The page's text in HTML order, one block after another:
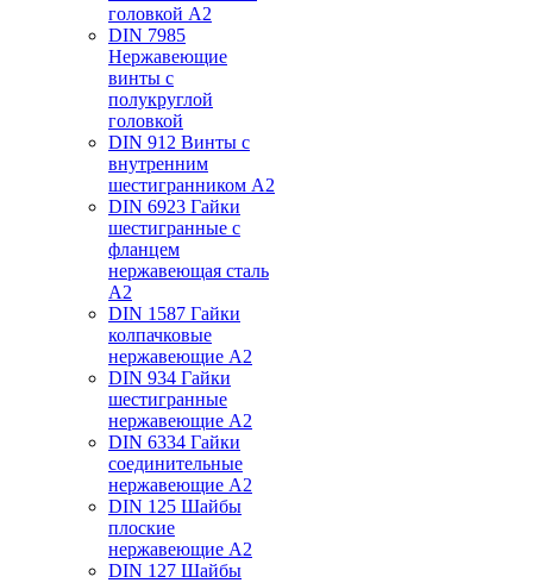
головкой А2
DIN 7985
Нержавеющие
винты с
полукруглой
головкой
DIN 912 Винты с
внутренним
шестигранником А2
DIN 6923 Гайки
шестигранные с
фланцем
нержавеющая сталь
А2
DIN 1587 Гайки
колпачковые
нержавеющие А2
DIN 934 Гайки
шестигранные
нержавеющие А2
DIN 6334 Гайки
соединительные
нержавеющие А2
DIN 125 Шайбы
плоские
нержавеющие А2
DIN 127 Шайбы